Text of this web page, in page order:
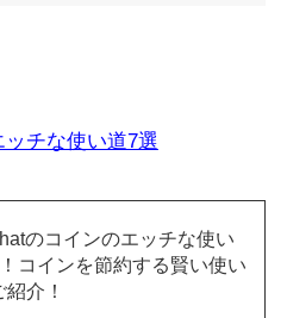
チな使い道7選
のコインのエッチな使い
コインを節約する賢い使い
介！